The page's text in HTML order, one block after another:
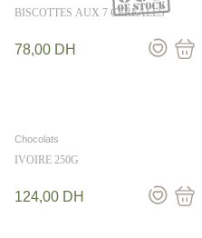
BISCOTTES AUX 7 CEREALES
78,00 DH
Chocolats
IVOIRE 250G
124,00 DH